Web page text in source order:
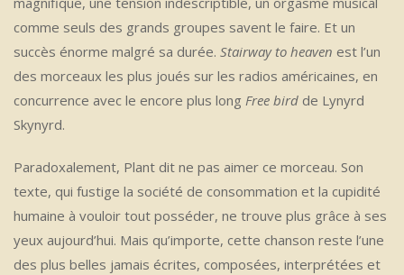
comme seuls des grands groupes savent le faire. Et un
succès énorme malgré sa durée. Stairway to heaven est l’un
des morceaux les plus joués sur les radios américaines, en
concurrence avec le encore plus long Free bird de Lynyrd
Skynyrd.
Paradoxalement, Plant dit ne pas aimer ce morceau. Son
texte, qui fustige la société de consommation et la cupidité
humaine à vouloir tout posséder, ne trouve plus grâce à ses
yeux aujourd’hui. Mais qu’importe, cette chanson reste l’une
des plus belles jamais écrites, composées, interprétées et